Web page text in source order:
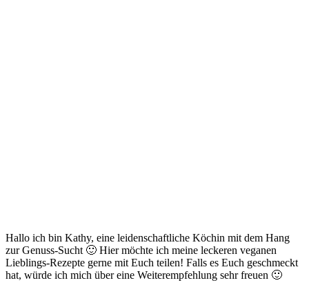
Hallo ich bin Kathy, eine leidenschaftliche Köchin mit dem Hang
zur Genuss-Sucht 🙂 Hier möchte ich meine leckeren veganen
Lieblings-Rezepte gerne mit Euch teilen! Falls es Euch geschmeckt
hat, würde ich mich über eine Weiterempfehlung sehr freuen 🙂